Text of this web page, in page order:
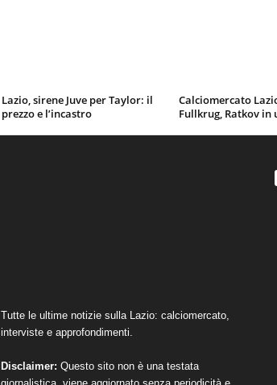
Lazio, sirene Juve per Taylor: il
prezzo e l’incastro
Calciomercato
Fullkrug, Ratkov in
Tutte le ultime notizie sulla Lazio: calciomercato,
interviste e approfondimenti.
Disclaimer: Questo sito non è una testata